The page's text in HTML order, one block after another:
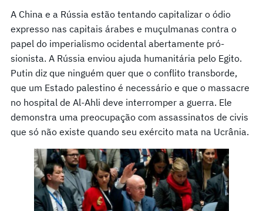
A China e a Rússia estão tentando capitalizar o ódio
expresso nas capitais árabes e muçulmanas contra o
papel do imperialismo ocidental abertamente pró-
sionista. A Rússia enviou ajuda humanitária pelo Egito.
Putin diz que ninguém quer que o conflito transborde,
que um Estado palestino é necessário e que o massacre
no hospital de Al-Ahli deve interromper a guerra. Ele
demonstra uma preocupação com assassinatos de civis
que só não existe quando seu exército mata na Ucrânia.